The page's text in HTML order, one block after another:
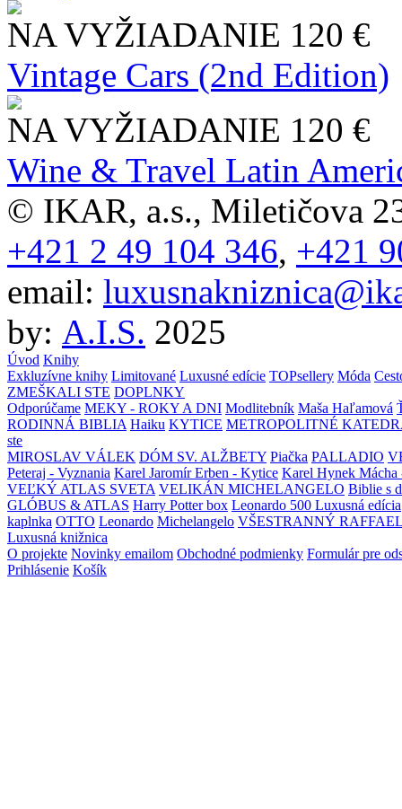
NA VYŽIADANIE 120 €
Vintage Cars (2nd Edition)
NA VYŽIADANIE 120 €
Wine & Travel Latin
© IKAR, a.s., Miletičova
+421 2 49 104 346, +421
email:
by: A.I.S. 2025
Úvod Knihy
Exkluzívne knihy Limitované Luxusné edície TOPsellery Móda
ZMEŠKALI STE DOPLNKY
Odporúčame MEKY - ROKY A DNI Modlitebník Maša Haľamová
RODINNÁ BIBLIA Haiku KYTICE METROPOLITNÉ
ste
MIROSLAV VÁLEK DÓM SV. ALŽBETY Piačka PALLADIO
Peteraj - Vyznania Karel Jaromír Erben - Kytice Karel Hynek Mácha
VEĽKÝ ATLAS SVETA VELIKÁN MICHELANGELO Biblie s
GLÓBUS & ATLAS Harry Potter box Leonardo 500 Luxusná edícia
kaplnka OTTO Leonardo Michelangelo VŠESTRANNÝ
Luxusná knižnica
O projekte Novinky emailom Obchodné podmienky Formulár pre
Prihlásenie Košík